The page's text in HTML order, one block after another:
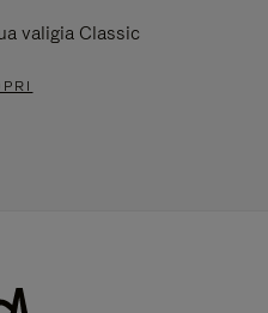
valigia Classic